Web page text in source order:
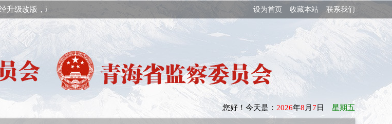
升级改版，欢迎提出宝贵意见！ 设为首页 收藏本站 联系我们
您好！ 今天是： 2026年8 月 7 日 星期五